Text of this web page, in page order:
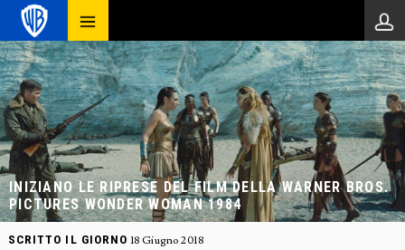
INIZIANO LE RIPRESE DEL FILM DELLA WARNER BROS.
PICTURES WONDER WOMAN 1984
SCRITTO IL GIORNO 18 Giugno 2018